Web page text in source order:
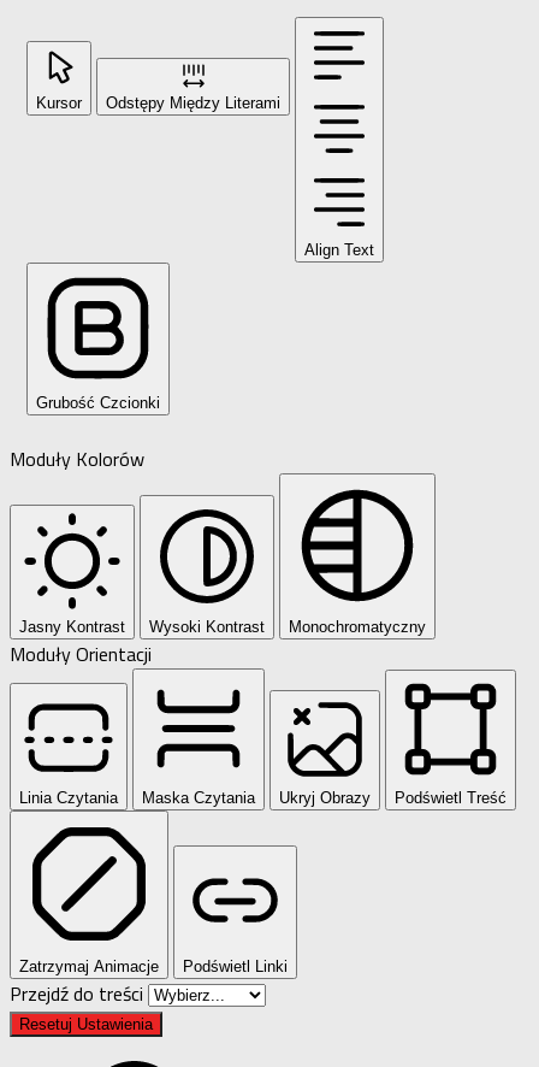
Kursor Odstępy Między Literami
Align Text
Grubość Czcionki
Moduły Kolorów
Jasny Kontrast Wysoki Kontrast Monochromatyczny
Moduły Orientacji
Linia Czytania Maska Czytania Ukryj Obrazy Podświetl Treść
Zatrzymaj Animacje Podświetl Linki
Przejdź do treści
Resetuj Ustawienia